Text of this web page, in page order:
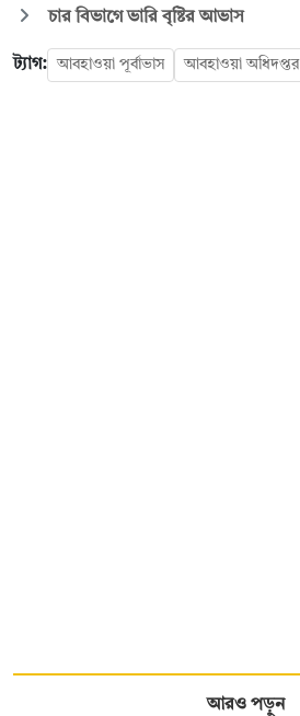
চার বিভাগে ভারি বৃষ্টির আভাস
ট্যাগ: আবহাওয়া পূর্বাভাস আবহাওয়া অধিদপ্তর
আরও পড়ুন